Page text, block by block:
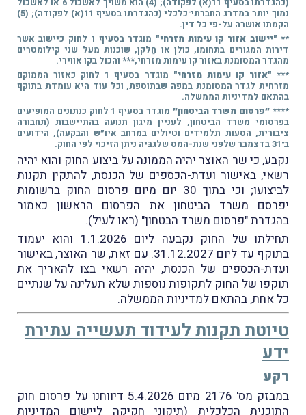
נמוך יותר במדרג החברתי־כלכלי (כהגדרתו בסעיף 11(א) לפקודה); (5)
הקמתו אושרה על-פי כל דין.
**"יישוב אזור קו עימות מזרחי"
מוגדר בסעיף 1 לחוק כיישוב אשר
דירות המגורים בתחומו, כולן או חֵלקן, שוכנות מעל שני קילומטרים
מהגדר המסומנת באזור קו עימות מזרחי,*** והכול בקו אווירי.
*** "אזור קו עימות מזרחי"
מוגדר בסעיף 1 לחוק כאזור הממוקם
מזרחית לגדר המסומנת במפה שבתוספת, וכל עוד היא עומדת בתוקף
בהתאם למדיניות הממשלה.
**** ״פרסום משרד הביטחון״
מוגדר בסעיף 1 לחוק כנתונים המופיעים
בפרסומי משרד הביטחון, לעניין מיגון תנועה בהתיישבות (תחבורה
ציבורית, הסעות תלמידים וטיולים במרחב איו״ש והבקעה), הידועים
ב־31 בדצמבר שלפני שנת-המס שלגבּיה ניתן הזיכוי לפי החוק.
נקבע, כי שר האוצר יהיה הממונה על ביצוע החוק והוא יהיה
רשאי, באישור ועדת-הכספים של הכנסת, להתקין תקנות
לביצועו; וכי בתוך 30 יום מיום פרסום החוק ברשומות
יפרסם משרד הביטחון את הפרסום הראשון כאמור
בהגדרת "פרסום משרד הבטחון" (ראו לעיל).
תחילתו של החוק נקבעה ליום 1.1.2026 והוא יעמוד
בתוקף עד ליום 31.12.2027. עם זאת, שר האוצר, באישור
ועדת-הכספים של הכנסת, יהיה רשאי בצו להאריך את
תוקפו של החוק לתקופות נוספות שלא תעלינה על שנתיים
כל אחת, בהתאם למדיניות הממשלה.
טיוטת תקנות לעידוד תעשייה עתירת
ידע
רקע
במבזק מס' 2176 מיום 5.4.2026 דיווחנו על פרסום חוק
התוכנית הכלכלית (תיקוני חקיקה ליישום המדיניות